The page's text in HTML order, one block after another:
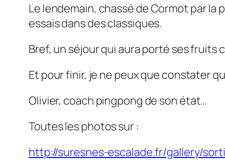
Le lendemain, chassé de Cormot par
essais dans des classiques.
Bref, un séjour qui aura porté ses fruits
Et pour finir, je ne peux que constater
Olivier, coach pingpong de son état…
Toutes les photos sur :
http://suresnes-escalade.fr/gallery/